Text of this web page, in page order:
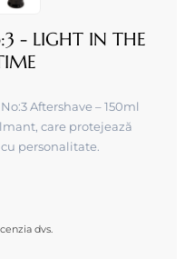
- LIGHT IN THE
Aftershave – 150ml
care protejează
personalitate.
dvs.